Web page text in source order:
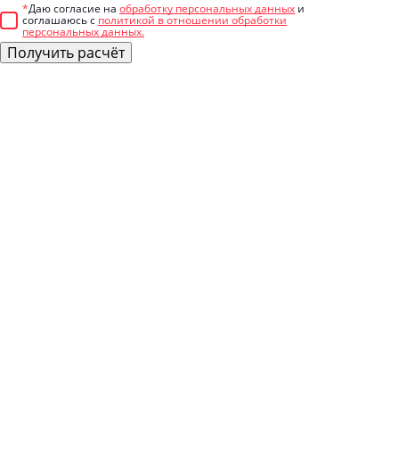
*Даю согласие на обработку персональных данных и
соглашаюсь с политикой в отношении обработки
персональных данных.
Получить расчёт